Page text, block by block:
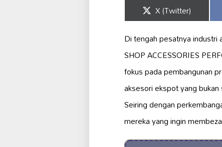
Share
on
X (Twitter)
Di tengah pesatnya
SHOP ACCESSORIES
fokus pada pembangunan
aksesori ekspot yang
Seiring dengan
mereka yang ingin